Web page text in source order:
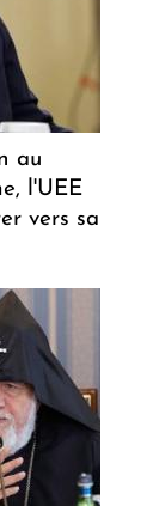
au
l'UEE
vers sa